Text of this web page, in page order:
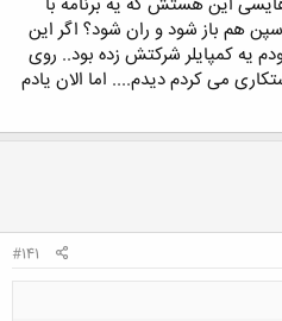
استاندارد بخواند و اصلاحات
پردازش و آماده‌سازی لاگهای تصحیح
شركت ملی‌حفاری نوشته شده است.
به هایسیس هست که واقعااااااا
میشم بدونم.
هم باز شود و ران شود؟ اگر این
یه کمپایلر شرکتش زده بود.. روی
می کردم دیدم.... اما الان یادم
#141